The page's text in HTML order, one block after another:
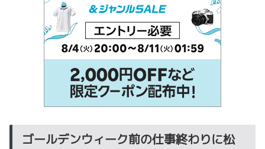
ゴールデンウィーク前の仕事終わりに松